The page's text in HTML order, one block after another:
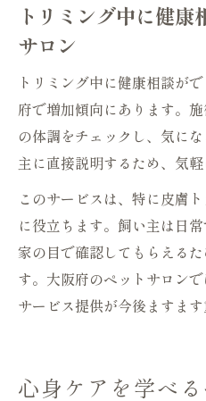
トリミング中に健康
サロン
トリミング中に健康相談が
府で増加傾向にあります。
の体調をチェックし、気に
主に直接説明するため、気軽
このサービスは、特に皮膚
に役立ちます。飼い主は日
家の目で確認してもらえる
す。大阪府のペットサロン
サービス提供が今後ますま
心身ケアを学べ